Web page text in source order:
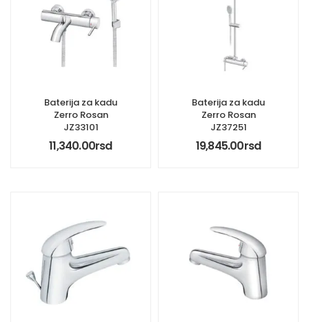
Baterija za kadu
Zerro Rosan
JZ33101
11,340.00rsd
Baterija za kadu
Zerro Rosan
JZ37251
19,845.00rsd